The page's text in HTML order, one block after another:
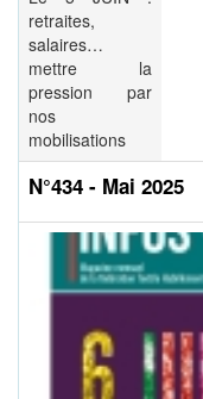
retraites,
salaires…
mettre la
pression par
nos
mobilisations
N°434 - Mai 2025